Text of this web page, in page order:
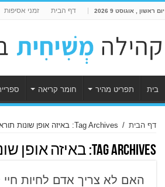
יום ראשון , אוגוסט 9 2026 דף הבית זמני אסיפות
בית תפריט מהיר חומר קריאה
דף הבית / Tag Archives: באיזה אופן שונות תוראותיו של ישוע מהתורה?
Tag Archives: באיזה אופן
האם לא צריך אדם לחיות